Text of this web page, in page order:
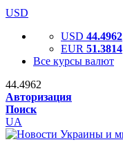
USD
USD 44.4962
EUR 51.3814
Все курсы валют
44.4962
Авторизация
Поиск
UA